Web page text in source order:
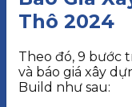
Thô 2024
Theo đó, 9 bước
và báo giá xây
Build như sau: